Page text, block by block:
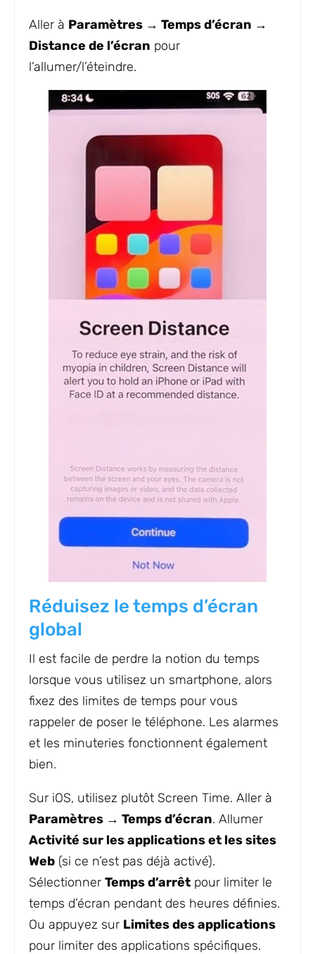
Aller à Paramètres → Temps d’écran →
Distance de l’écran pour
l’allumer/l’éteindre.
Réduisez le temps d’écran
global
Il est facile de perdre la notion du temps
lorsque vous utilisez un smartphone, alors
fixez des limites de temps pour vous
rappeler de poser le téléphone. Les alarmes
et les minuteries fonctionnent également
bien.
Sur iOS, utilisez plutôt Screen Time. Aller à
Paramètres → Temps d’écran. Allumer
Activité sur les applications et les sites
Web (si ce n’est pas déjà activé).
Sélectionner Temps d’arrêt pour limiter le
temps d’écran pendant des heures définies.
Ou appuyez sur Limites des applications
pour limiter des applications spécifiques.